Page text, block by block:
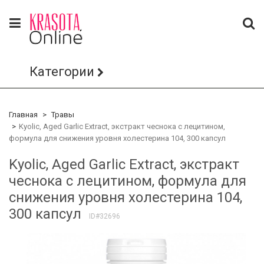
Категории
Главная
Травы
Kyolic, Aged Garlic Extract, экстракт чеснока с лецитином,
формула для снижения уровня холестерина 104, 300 капсул
Kyolic, Aged Garlic Extract, экстракт
чеснока с лецитином, формула для
снижения уровня холестерина 104,
300 капсул
ID#32696